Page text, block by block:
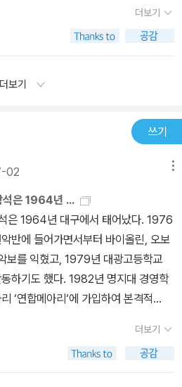
본재건의 주역으로 다시 등장하였다.
했고, 일본인들로서는 또 그들 나름대
련자들의 사회적 복권은 극히 자연스러
조선인 전범 148명 가운데 전쟁 당
을 전후하여 일본
로 영국, 네덜란드, 오스트레일리아,
게 됐다. 포로관리의 필요
년 12월 육군성에 포로정보국을 설치
했다. 일본은 당시 조선에
하여 일정기간 군사훈련을 시킨 뒤 1
지의 포로수용소에 배치했다. -271쪽
, 전범자에게 연금, 위로금, 유족 연
나!!! 아이의 표정이 인상적. 리뷰에 인
이었다.
열리고 있는 렘브란트를 직접만난 듯
흐뭇한 미소를 지을 수 있었던 이야
일만에 읽어내렸다. 읽으면서 함께 즐
울고, 함께 분노했다. 우리 시대의 일
케 했고, 사술에 속아나는 모습이 나
로 기뻐하며 사람 가운데에서 희망을
말할 수 있을까? 이 사람들의 모습에
? 이 책을 읽는 내내 가지고 있던 의
것인가? 이 책이 우리에게 던지는 질
까?아직도 이들의 분노와 함성은 끝
한다. 자신들의 삶은 이러니 느끼라
우리가 바라는 모습이라고. 많은 이들
. 감정을 잃지 않기 위해 노력하고 있
없는 존재가 아니라 감정을 가지고 세
. 그렇기에 아직 세상에는 희망이 존
면서 내 마음을 움직였고 나를 울게
발도 했더라구요바바리도 내서 다려
잘해놨어너희는 무허가에서 곤란하게
아야 한다모든 사람들을 나보다 훌륭
더보기
더보기
쓰기
02
은 1964년 ...
은 1964년 대구에서 태어났다. 1976
반에 들어가면서부터 바이올린, 오보
보를 익혔고, 1979년 대광고등학교
하기도 했다. 1982년 명지대 경영학
‘연합메아리‘에 가입하여 본격적
‘ 에서 주도적으로 활동하게 된다.198
친구들과 모여 그룹 ‘동물원‘을 만들
반은 서정적인 노랫말과 쉬운 멜로디
더보기